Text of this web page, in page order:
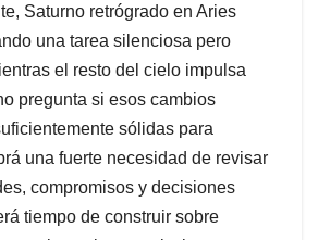
Saturno retrógrado en Aries
una tarea silenciosa pero
el resto del cielo impulsa
pregunta si esos cambios
sólidas para
una fuerte necesidad de revisar
compromisos y decisiones
tiempo de construir sobre